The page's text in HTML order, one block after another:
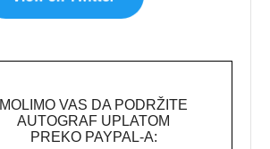
MOLIMO VAS DA PODRŽITE
AUTOGRAF UPLATOM
PREKO PAYPAL-A: